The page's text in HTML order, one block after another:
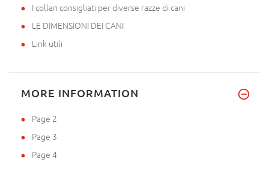
I collari consigliati per diverse razze di cani
LE DIMENSIONI DEI CANI
Link utili
MORE INFORMATION
Page 2
Page 3
Page 4